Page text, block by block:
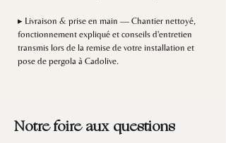
▸ Livraison & prise en main — Chantier nettoyé,
fonctionnement expliqué et conseils d'entretien
transmis lors de la remise de votre installation et
pose de pergola à Cadolive.
Notre foire aux questions